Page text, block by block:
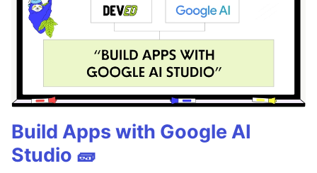
Build Apps with Google AI
Studio 🧱